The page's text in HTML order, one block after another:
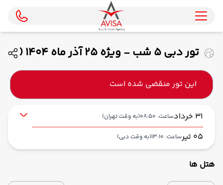
تور دبی 5 شب - ویژه 25 آذر ماه 1404 (
ایران ایرتور )
این تور منقضی شده است
31 خرداد ساعت: 08:50 (به وقت تهران)
05 تیر ساعت: 13:10 (به وقت دبی)
هتل ها